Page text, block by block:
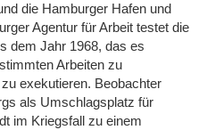
die Hamburger Hafen und
Agentur für Arbeit testet die
dem Jahr 1968, das es
Arbeiten zu
exekutieren. Beobachter
als Umschlagsplatz für
im Kriegsfall zu einem